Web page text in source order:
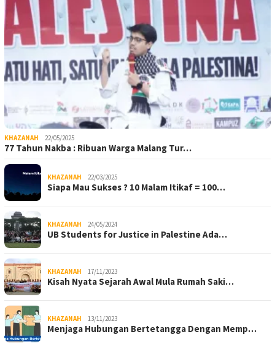
KHAZANAH 22/05/2025
77 Tahun Nakba : Ribuan Warga Malang Tur…
KHAZANAH 22/03/2025
Siapa Mau Sukses ? 10 Malam Itikaf = 100…
KHAZANAH 24/05/2024
UB Students for Justice in Palestine Ada…
KHAZANAH 17/11/2023
Kisah Nyata Sejarah Awal Mula Rumah Saki…
KHAZANAH 13/11/2023
Menjaga Hubungan Bertetangga Dengan Memp…